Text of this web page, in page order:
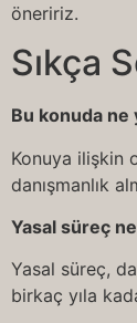
öneririz.
Sıkça
Bu konuda ne
Konuya ilişkin
danışmanlık
Yasal süreç
Yasal süreç,
birkaç yıla